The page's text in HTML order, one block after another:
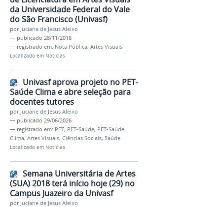
da Universidade Federal do Vale
do São Francisco (Univasf)
por Juciane de Jesus Aleixo
— publicado 28/11/2018
— registrado em: Nota Pública, Artes Visuais
Localizado em Notícias
Univasf aprova projeto no PET-
Saúde Clima e abre seleção para
docentes tutores
por Juciane de Jesus Aleixo
— publicado 29/06/2026
— registrado em: PET, PET-Saúde, PET-Saúde
Clima, Artes Visuais, Ciências Sociais, Saúde
Localizado em Notícias
Semana Universitária de Artes
(SUA) 2018 terá início hoje (29) no
Campus Juazeiro da Univasf
por Juciane de Jesus Aleixo